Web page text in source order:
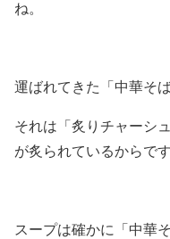
ね。
運ばれてきた「中華そ
それは「炙りチャーシ
が炙られているからです
スープは確かに「中華